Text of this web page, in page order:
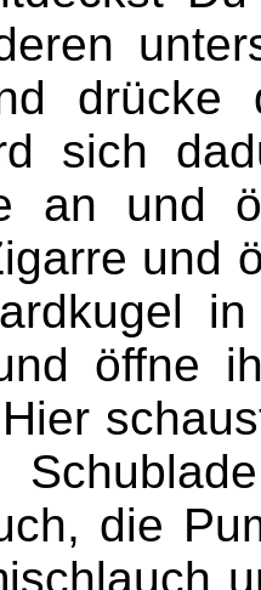
drücke
sich
an und
und
öffne
die